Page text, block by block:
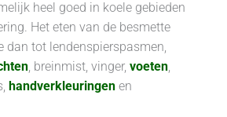
heel goed in koele gebieden
Het eten van de besmette
dan tot lendenspierspasmen,
, breinmist, vinger, voeten,
handverkleuringen en